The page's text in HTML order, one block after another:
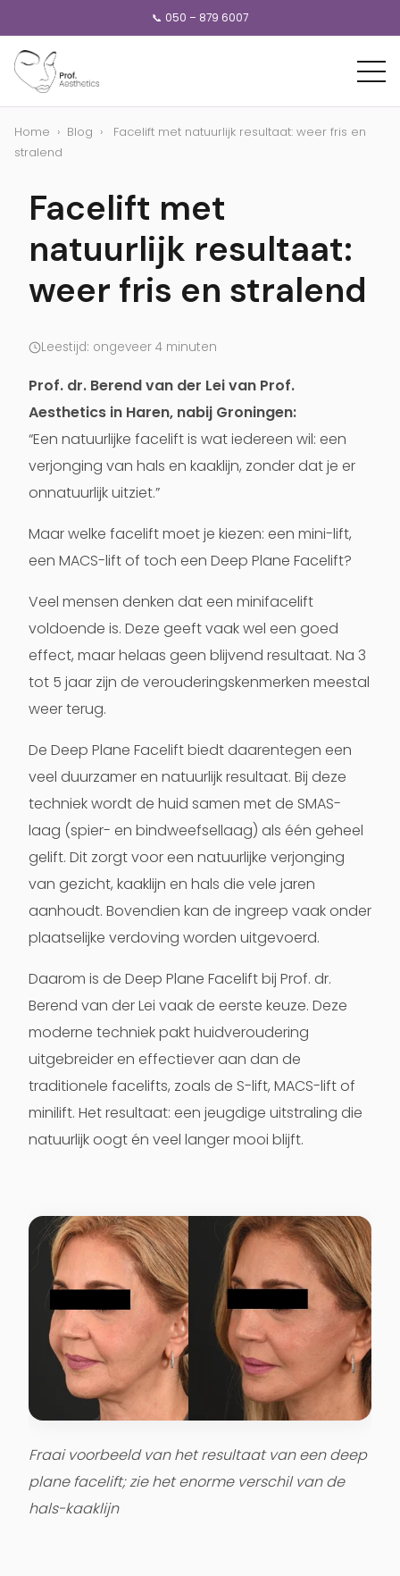
📞 050 – 879 6007
Home › Blog ›
Facelift met natuurlijk resultaat: weer fris en
stralend
Facelift met
natuurlijk resultaat:
weer fris en stralend
Leestijd: ongeveer 4 minuten
Prof. dr. Berend van der Lei van Prof.
Aesthetics in Haren, nabij Groningen:
“Een natuurlijke facelift is wat iedereen wil: een
verjonging van hals en kaaklijn, zonder dat je er
onnatuurlijk uitziet.”
Maar welke facelift moet je kiezen: een mini-lift,
een MACS-lift of toch een Deep Plane Facelift?
Veel mensen denken dat een minifacelift
voldoende is. Deze geeft vaak wel een goed
effect, maar helaas geen blijvend resultaat. Na 3
tot 5 jaar zijn de verouderingskenmerken meestal
weer terug.
De Deep Plane Facelift biedt daarentegen een
veel duurzamer en natuurlijk resultaat. Bij deze
techniek wordt de huid samen met de SMAS-
laag (spier- en bindweefsellaag) als één geheel
gelift. Dit zorgt voor een natuurlijke verjonging
van gezicht, kaaklijn en hals die vele jaren
aanhoudt. Bovendien kan de ingreep vaak onder
plaatselijke verdoving worden uitgevoerd.
Daarom is de Deep Plane Facelift bij Prof. dr.
Berend van der Lei vaak de eerste keuze. Deze
moderne techniek pakt huidveroudering
uitgebreider en effectiever aan dan de
traditionele facelifts, zoals de S-lift, MACS-lift of
minilift. Het resultaat: een jeugdige uitstraling die
natuurlijk oogt én veel langer mooi blijft.
Fraai voorbeeld van het resultaat van een deep
plane facelift; zie het enorme verschil van de
hals-kaaklijn